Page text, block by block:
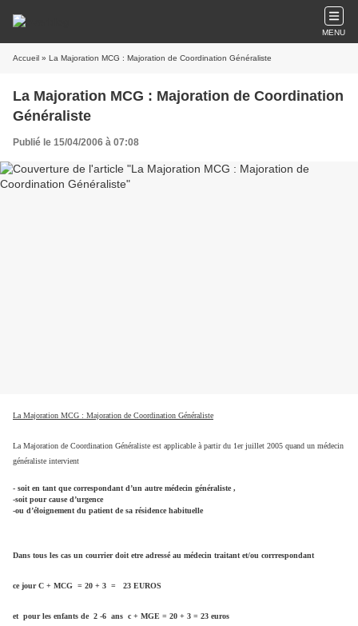
MENU
Accueil » La Majoration MCG : Majoration de Coordination Généraliste
La Majoration MCG : Majoration de Coordination
Généraliste
Publié le 15/04/2006 à 07:08
La Majoration MCG : Majoration de Coordination Généraliste
La Majoration de Coordination Généraliste est applicable à partir du 1er juillet 2005 quand un médecin
généraliste intervient
- soit en tant que correspondant d’un autre médecin généraliste ,
-soit pour cause d’urgence
-ou d’éloignement du patient de sa résidence habituelle
Dans tous les cas un courrier doit etre adressé au médecin traitant et/ou corrrespondant
ce jourC + MCG = 20 + 3 = 23 EUROS
et pour les enfants de 2 -6 ans c + MGE = 20 + 3 = 23 euros